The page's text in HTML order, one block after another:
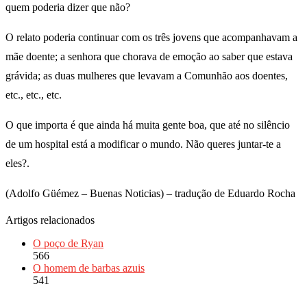
quem poderia dizer que não?
O relato poderia continuar com os três jovens que acompanhavam a
mãe doente; a senhora que chorava de emoção ao saber que estava
grávida; as duas mulheres que levavam a Comunhão aos doentes,
etc., etc., etc.
O que importa é que ainda há muita gente boa, que até no silêncio
de um hospital está a modificar o mundo. Não queres juntar-te a
eles?.
(Adolfo Güémez – Buenas Noticias) – tradução de Eduardo Rocha
Artigos relacionados
O poço de Ryan
566
O homem de barbas azuis
541